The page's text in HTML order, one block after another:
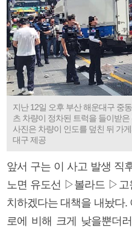
지난 12일 오후 부산 해운대구 중
츠 차량이 정차된 트럭을 들이받
사진은 차량이 인도를 덮친 뒤 가
대구 제공
앞서 구는 이 사고 발생
노면 유도선 ▷볼라드 ▷고
치하겠다는 대책을 내놨다.
로에 비해 크게 낮을뿐더